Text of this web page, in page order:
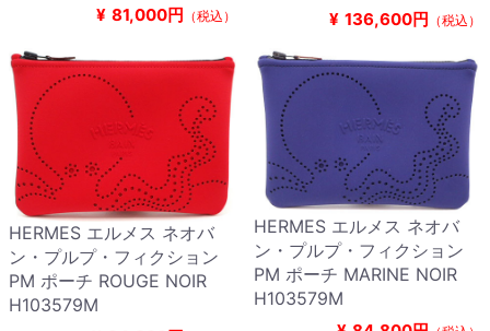
¥ 81,000円 （税込） ¥ 136,600円 （税込）
HERMES エルメス ネオバ
ン・プルプ・フィクション
PM ポーチ ROUGE NOIR
H103579M
HERMES エルメス ネオバ
ン・プルプ・フィクション
PM ポーチ MARINE NOIR
H103579M